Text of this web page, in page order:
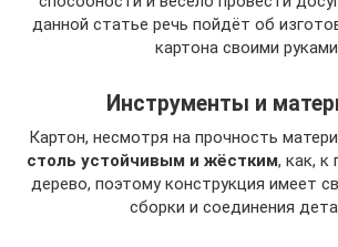
данной статье речь пойдёт об
картона своими
Инструменты и
Картон, несмотря на прочность
столь устойчивым и жёстким, как, к
дерево, поэтому конструкция имеет
сборки и соединения